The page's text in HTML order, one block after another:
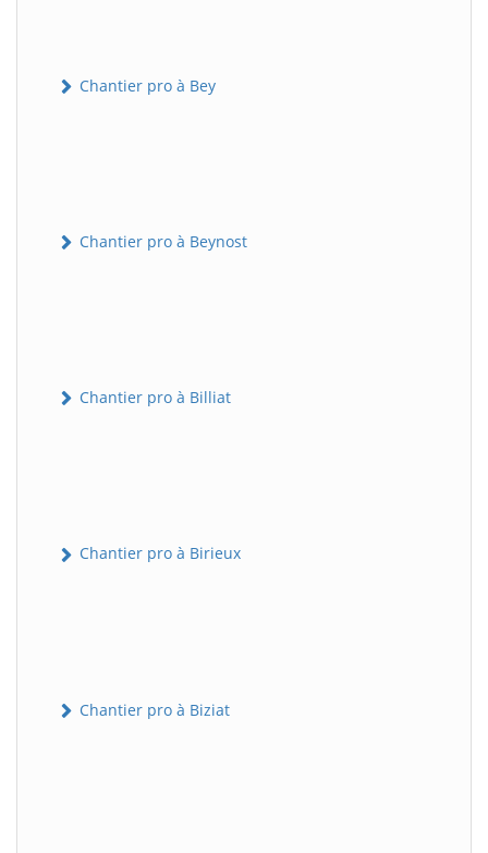
Chantier pro à Bey
Chantier pro à Beynost
Chantier pro à Billiat
Chantier pro à Birieux
Chantier pro à Biziat